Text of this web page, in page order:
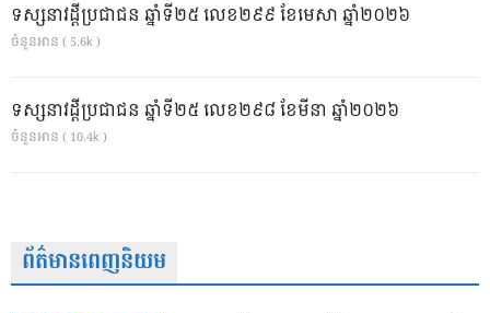
ទស្សនាវដ្ដីប្រជាជន ឆ្នាំទី២៥ លេខ២៩៩ ខែមេសា ឆ្នាំ២០២៦
ចំនួនអាន ( 5.6k )
ទស្សនាវដ្ដីប្រជាជន ឆ្នាំទី២៥ លេខ២៩៨ ខែមីនា ឆ្នាំ២០២៦
ចំនួនអាន ( 10.4k )
ព័ត៌មានពេញនិយម